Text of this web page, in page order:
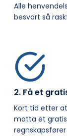
Alle
besvart så
2. Få et
Kort tid etter
motta et